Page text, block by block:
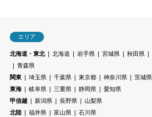
エリア
北海道・東北 北海道 岩手県 宮城県 秋田県
青森県
関東
埼玉県 千葉県 東京都 神奈川県 茨城県
東海
岐阜県 三重県 静岡県
愛知県
甲信越
新潟県 長野県
山梨県
北陸
福井県 富山県
石川県